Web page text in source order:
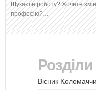
Шукаєте роботу? Хочете
професію?…
Розділи
Вісник